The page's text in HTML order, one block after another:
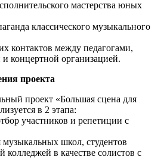
мастерства юных
классического музыкального
контактов между педагогами,
концертной организацией.
проекта
проект «Большая сцена для
в 2 этапа:
участников и репетиции с
школ, студентов
колледжей в качестве солистов с